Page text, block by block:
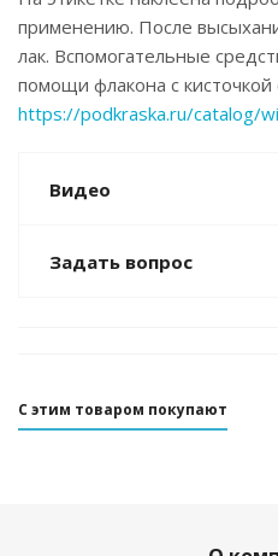
применению. После
лак. Вспомогательные
помощи флакона с кисточкой
https://podkraska.ru/catalog/
Видео
Задать вопрос
С этим товаром покупают